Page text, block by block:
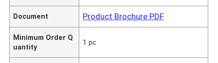
Document Product Brochure PDF
Minimum Order Q
uantity
1 pc